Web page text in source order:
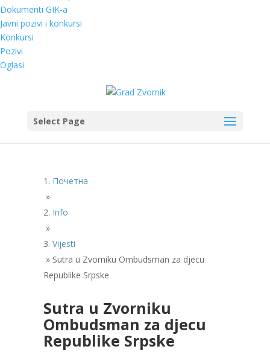
Dokumenti GIK-a
Javni pozivi i konkursi
Konkursi
Pozivi
Oglasi
Select Page
Почетна
»
Info
»
Vijesti
» Sutra u Zvorniku Ombudsman za djecu
Republike Srpske
Sutra u Zvorniku
Ombudsman za djecu
Republike Srpske